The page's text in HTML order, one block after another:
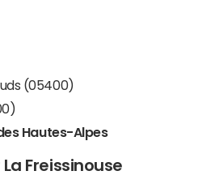
(05400)
Hautes-Alpes
Freissinouse